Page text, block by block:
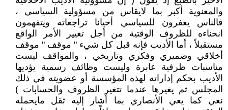
والمعنوية أكبر بما لايقاس من مسؤولية السياسي ،
فالناس يغفرون للسياسي أحيانا تراجعاته ويتفهمون
انحناءه للظروف الوقتية من أجل تغيير الأمر الواقع
مستقبلاً ، أما الأديب فإنه قبل كل شيء " موقف " موقف
أخلاقي وضميري وفكري وتاريخي ، والمواقف ليست
مناسبات ظرفية عابرة وليست وظائف رسمية يؤديها
الأديب بحكم إداراته لهذه المؤسسة أو عضويته في ذلك
المجلس ثم يغيرها عندما تتغير الظروف والحسابات )
نعي كما يعي الأنصاري بما أشار إليه ثقل مايحمله